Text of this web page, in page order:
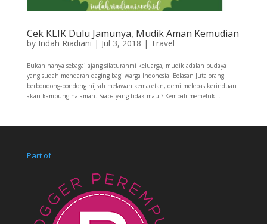
Cek KLIK Dulu Jamunya, Mudik Aman Kemudian
by Indah Riadiani| Jul 3, 2018 | Travel
Bukan hanya sebagai ajang silaturahmi keluarga, mudik adalah budaya
yang sudah mendarah daging bagi warga Indonesia. Belasan Juta orang
berbondong-bondong hijrah melawan kemacetan, demi melepas kerinduan
akan kampung halaman. Siapa yang tidak mau ? Kembali memeluk...
Part of